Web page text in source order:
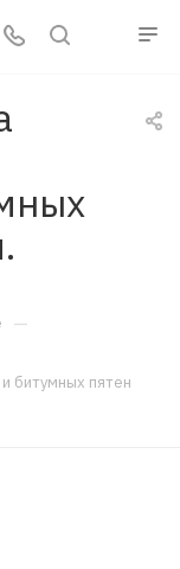
—
битумных пятен